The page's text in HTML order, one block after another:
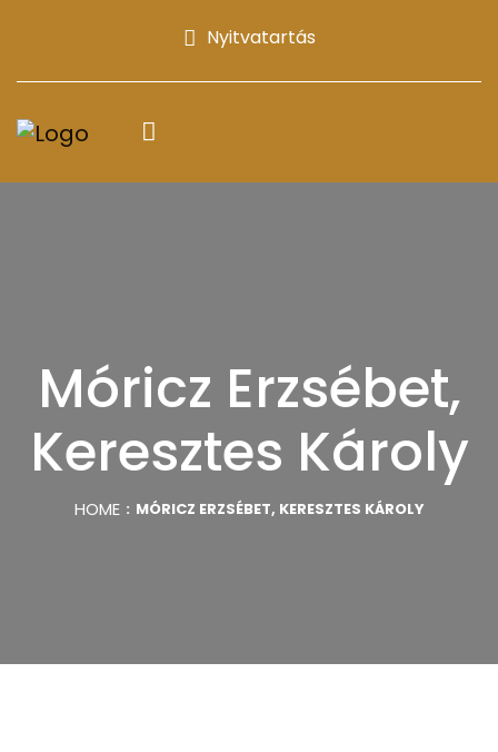
Nyitvatartás
Móricz Erzsébet,
Keresztes Károly
HOME MÓRICZ ERZSÉBET, KERESZTES KÁROLY